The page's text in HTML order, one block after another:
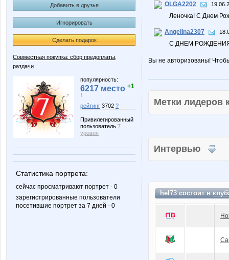
Добавить в друзья
Игнорировать
Сделать подарок
Совместная покупка: сбор предоплаты,
раздачи
популярность:
6217 место +1
↑
рейтинг 3702 ?
Привилегированный
пользователь 7
уровня
Статистика портрета:
сейчас просматривают портрет - 0
зарегистрированные пользователи
посетившие портрет за 7 дней - 0
OLGA2202
Леночка! С Днем
Angelina2307
С ДНЕМ
Вы не авторизованы!
Метки
Интервью
hel73 состоит в